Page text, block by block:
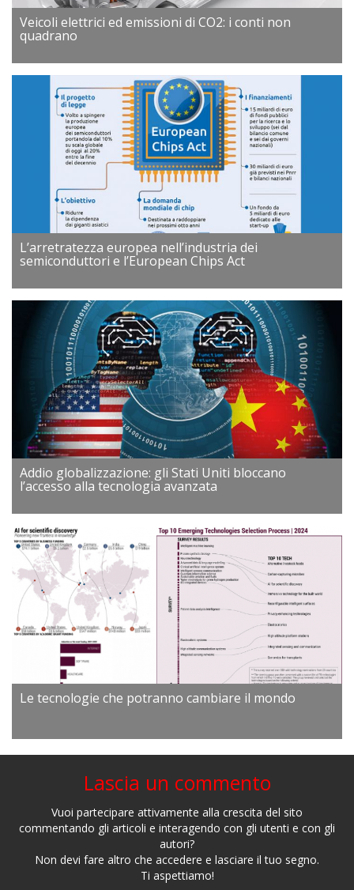
Veicoli elettrici ed emissioni di CO2: i conti non
quadrano
L’arretratezza europea nell’industria dei
semiconduttori e l’European Chips Act
Addio globalizzazione: gli Stati Uniti bloccano
l’accesso alla tecnologia avanzata
Le tecnologie che potranno cambiare il mondo
Lascia un commento
Vuoi partecipare attivamente alla crescita del sito
commentando gli articoli e interagendo con gli utenti e con gli
autori?
Non devi fare altro che accedere e lasciare il tuo segno.
Ti aspettiamo!